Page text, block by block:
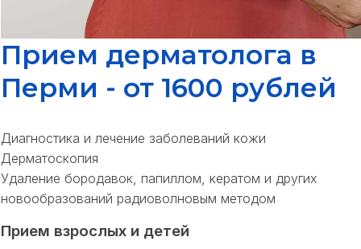
Прием дерматолога в
Перми - от 1600 рублей
Диагностика и лечение заболеваний кожи
Дерматоскопия
Удаление бородавок, папиллом, кератом и других
новообразований радиоволновым методом
Прием взрослых и детей